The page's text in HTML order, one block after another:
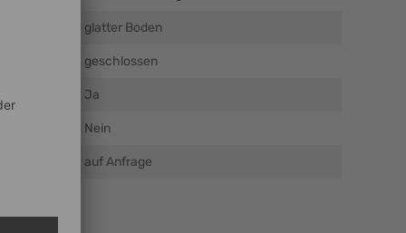
glatter Boden
geschlossen
Ja
Nein
auf Anfrage